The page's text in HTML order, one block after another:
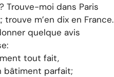
Trouve-moi dans Paris
m’en dix en France.
quelque avis
tout fait,
bâtiment parfait;